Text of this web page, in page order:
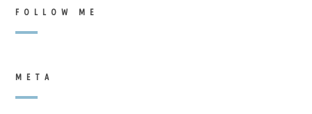
FOLLOW ME
META